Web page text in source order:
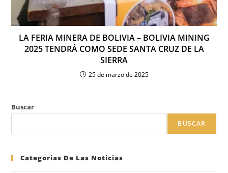
LA FERIA MINERA DE BOLIVIA – BOLIVIA MINING
2025 TENDRÁ COMO SEDE SANTA CRUZ DE LA
SIERRA
25 de marzo de 2025
Buscar
BUSCAR
Categorias De Las Noticias